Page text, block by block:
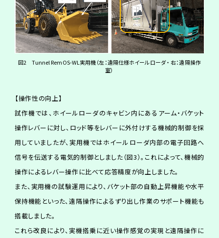
図2 Tunnel RemOS-WL実用機（左：遠隔仕様ホイールローダ ・ 右：遠隔操作
室）
【操作性の向上】
試作機では、ホイールローダのキャビン内にあるアーム・バケット
操作レバーに対し、ロッド等をレバーに外付けする機械的制御を採
用していましたが、実用機ではホイールローダ内部の電子回路へ
信号を伝送する電気的制御としました（図3）。これによって、機械的
操作によるレバー操作に比べて応答精度が向上しました。
また、実用機の試験運用により、バケット部の自動上昇機能や水平
保持機能といった、遠隔操作によるずり出し作業のサポート機能も
搭載しました。
これら改良により、実機搭乗に近い操作感覚の実現と遠隔操作に